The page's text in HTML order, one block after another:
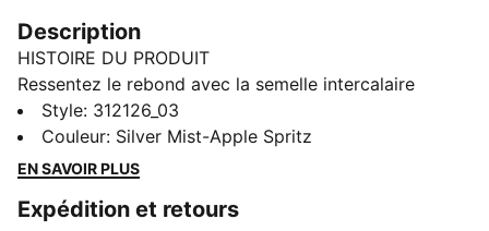
Description
HISTOIRE DU PRODUIT
Ressentez le rebond avec la semelle intercalaire
MagMax NITRO™ 2. Dotée de la plus grande
accumulation d’amorti NITROFOAM™, elle offre une
foulée très douce qui dynamise chaque pas. La tige en
tandis que la semelle d’usure PUMAGRIP garantit une
Style: 312126_03
Couleur: Silver Mist-Apple Spritz
EN SAVOIR PLUS
Expédition et retours